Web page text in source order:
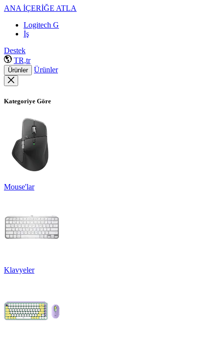
ANA İÇERİĞE ATLA
Logitech G
İş
Destek
TR,tr
Ürünler Ürünler
Kategoriye Göre
Mouse'lar
Klavyeler